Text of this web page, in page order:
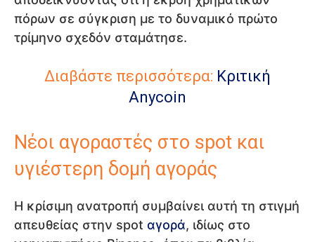
πόρων σε σύγκριση με το δυναμικό πρώτο
τρίμηνο σχεδόν σταμάτησε.
Διαβάστε περισσότερα: Κριτική
Anycoin
Νέοι αγοραστές στο spot και
υγιέστερη δομή αγοράς
Η κρίσιμη ανατροπή συμβαίνει αυτή τη στιγμή
απευθείας στην spot αγορά, ιδίως στο